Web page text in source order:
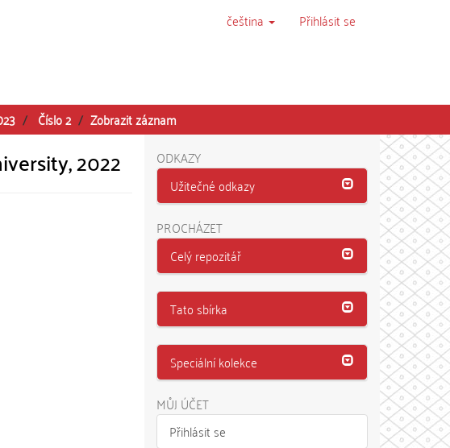
čeština Přihlásit se
Číslo 2 Zobrazit záznam
2022
ODKAZY
Užitečné odkazy
PROCHÁZET
Celý repozitář
Tato sbírka
Speciální kolekce
MŮJ ÚČET
Přihlásit se